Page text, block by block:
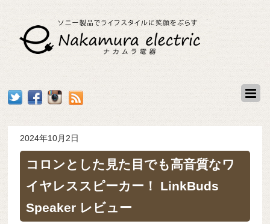
2024年10月2日
コロンとした見た目でも高音質なワ
イヤレススピーカー！ LinkBuds
Speaker レビュー